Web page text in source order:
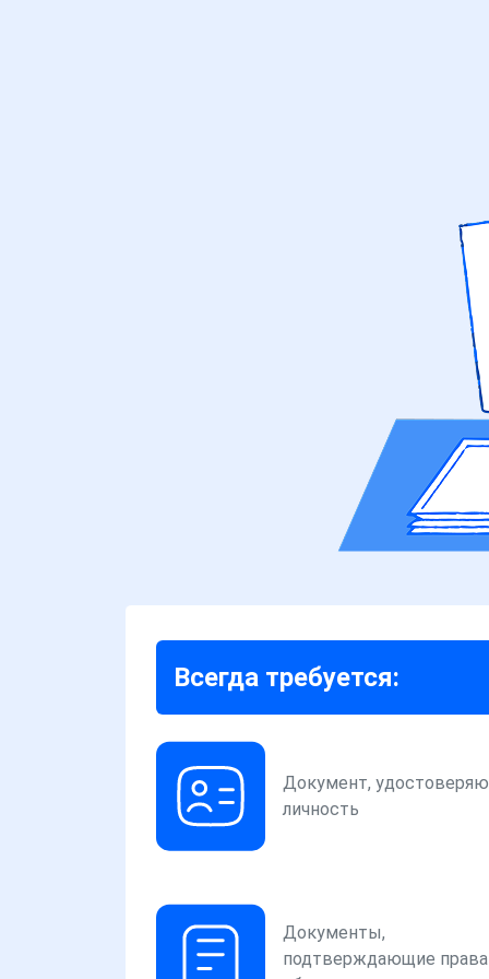
Всегда требуется:
Документ,
личность
Документы,
подтверждающие права